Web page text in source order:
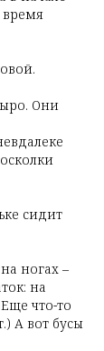
время
Они
сидит
ногах –
на
что-то
А вот бусы